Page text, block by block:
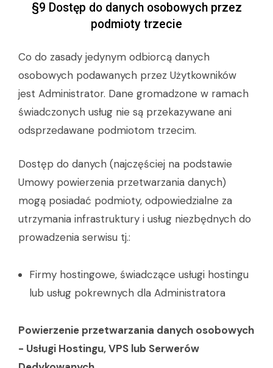
§9 Dostęp do danych osobowych przez
podmioty trzecie
Co do zasady jedynym odbiorcą danych
osobowych podawanych przez Użytkowników
jest Administrator. Dane gromadzone w ramach
świadczonych usług nie są przekazywane ani
odsprzedawane podmiotom trzecim.
Dostęp do danych (najczęściej na podstawie
Umowy powierzenia przetwarzania danych)
mogą posiadać podmioty, odpowiedzialne za
utrzymania infrastruktury i usług niezbędnych do
prowadzenia serwisu tj.:
Firmy hostingowe, świadczące usługi hostingu
lub usług pokrewnych dla Administratora
Powierzenie przetwarzania danych osobowych
- Usługi Hostingu, VPS lub Serwerów